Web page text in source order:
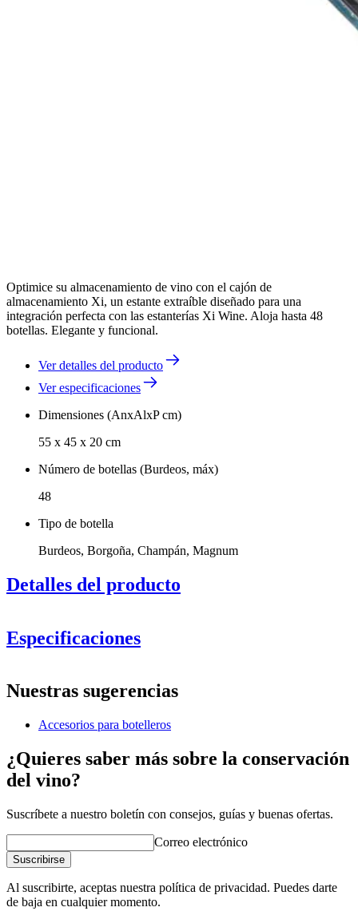
Optimice su almacenamiento de vino con el cajón de
almacenamiento Xi, un estante extraíble diseñado para una
integración perfecta con las estanterías Xi Wine. Aloja hasta 48
botellas. Elegante y funcional.
Ver detalles del producto
Ver especificaciones
Dimensiones (AnxAlxP cm)
55 x 45 x 20 cm
Número de botellas (Burdeos, máx)
48
Tipo de botella
Burdeos, Borgoña, Champán, Magnum
Detalles del producto
Especificaciones
Número de producto13083
General
Acabado Metal
Modular Sí
Número de botellas (Burdeos, máx) 48
Tipo de botellaBurdeos, Borgoña, Champán, Magnum
Dimensiones (AnxAlxP cm)
Altura (cm)45
Ancho (cm)55
Nuestras sugerencias
Accesorios para botelleros
¿Quieres saber más sobre la conservación
del vino?
Suscríbete a nuestro boletín con consejos, guías y buenas ofertas.
Correo electrónico
Suscribirse
Al suscribirte, aceptas nuestra política de privacidad. Puedes darte
de baja en cualquier momento.